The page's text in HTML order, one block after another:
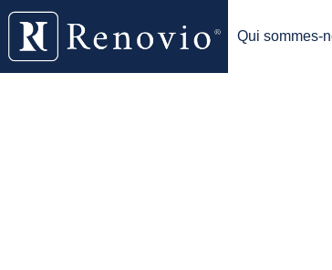
Qui sommes-